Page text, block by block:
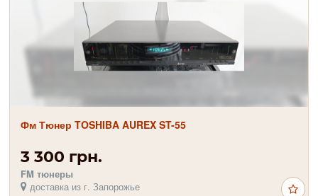
Фм Тюнер TOSHIBA AUREX ST-55
3 300 грн.
FM тюнеры
доставка из г. Запорожье